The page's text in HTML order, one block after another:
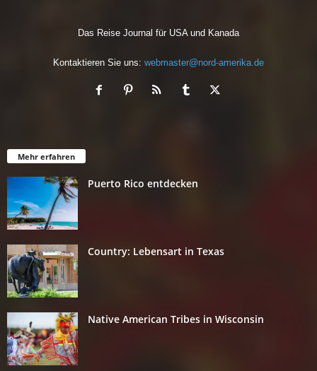
Das Reise Journal für USA und Kanada
Kontaktieren Sie uns: webmaster@nord-amerika.de
Mehr erfahren
Puerto Rico entdecken
Country: Lebensart in Texas
Native American Tribes in Wisconsin